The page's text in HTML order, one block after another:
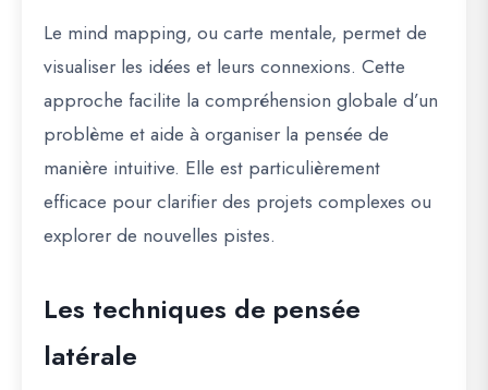
Le mind mapping, ou carte mentale, permet de
visualiser les idées et leurs connexions. Cette
approche facilite la compréhension globale d’un
problème et aide à organiser la pensée de
manière intuitive. Elle est particulièrement
efficace pour clarifier des projets complexes ou
explorer de nouvelles pistes.
Les techniques de pensée
latérale